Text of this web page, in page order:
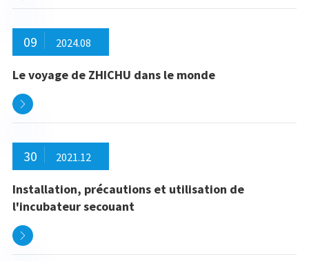
09 2024.08
Le voyage de ZHICHU dans le monde

30 2021.12
Installation, précautions et utilisation de
l'incubateur secouant
